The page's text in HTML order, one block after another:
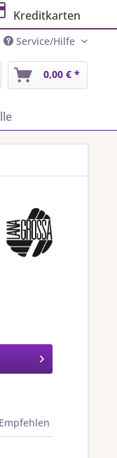
Kreditkarten
Service/Hilfe
0,00 € *
Empfehlen